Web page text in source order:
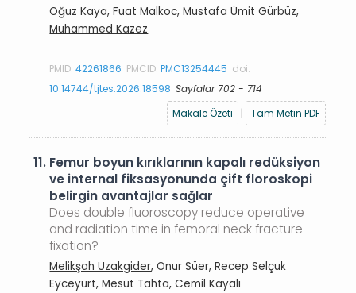
Oğuz Kaya, Fuat Malkoc, Mustafa Ümit Gürbüz,
Muhammed Kazez
PMID:42261866 PMCID:PMC13254445 doi:
10.14744/tjtes.2026.18598 Sayfalar 702 - 714
Makale Özeti
| Tam Metin PDF
11. Femur boyun kırıklarının kapalı redüksiyon
ve internal fiksasyonunda çift floroskopi
belirgin avantajlar sağlar
Does double fluoroscopy reduce operative
and radiation time in femoral neck fracture
fixation?
Melikşah Uzakgider, Onur Süer, Recep Selçuk
Eyceyurt, Mesut Tahta, Cemil Kayalı